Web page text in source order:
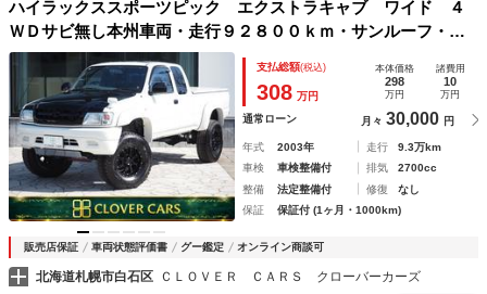
ハイラックススポーツピック エクストラキャブ ワイド ４
ＷＤサビ無し本州車両・走行９２８００ｋｍ・サンルーフ・公
認リフトＵＰ・セトグチ・ＲＡＮＣＨＯ・ＳＵＸＯＮ マフラ
ー・ＭＫＷ１６インチ・ジオランダーＡＴ・トノカバー・社外
ナビ・ＢＴ・フルセグ
支払総額(税込)
308 万円
本体価格
298
万円
諸費用
10
万円
通常ローン 月々 30,000 円
年式 2003年 走行
9.3万km
車検
車検整備付 排気
2700cc
整備
法定整備付 修復
なし
保証
保証付 (1ヶ月・1000km)
販売店保証 車両状態評価書 グー鑑定 オンライン商談可
北海道札幌市白石区 ＣＬＯＶＥＲ ＣＡＲＳ クローバーカーズ